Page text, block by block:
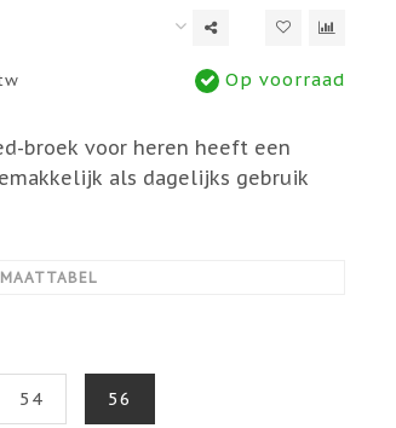
Op voorraad
broek voor heren heeft een
als dagelijks gebruik
MAATTABEL
54 56